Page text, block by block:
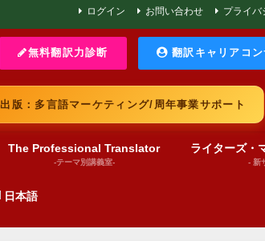
ログイン お問い合わせ プライバ
無料翻訳力診断 翻訳キャリアコ
版：多言語マーケティング/周年事業サポート
The Professional Translator
-テーマ別講義室-
ライターズ・
- 新
日本語